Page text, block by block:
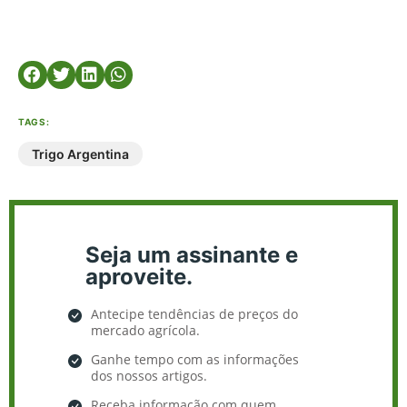
TAGS:
Trigo Argentina
Seja um assinante e
aproveite.
Antecipe tendências de preços do
mercado agrícola.
Ganhe tempo com as informações
dos nossos artigos.